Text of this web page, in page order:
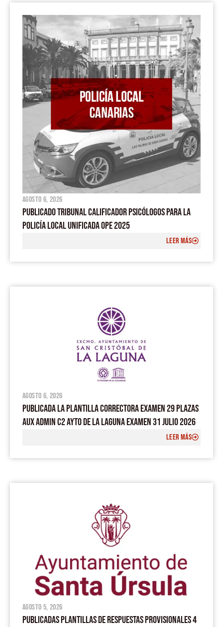
agosto 6, 2026
PUBLICADO TRIBUNAL CALIFICADOR PSICÓLOGOS PARA LA
POLICÍA LOCAL UNIFICADA OPE 2025
LEER MÁS
agosto 6, 2026
PUBLICADA LA PLANTILLA CORRECTORA EXAMEN 29 PLAZAS
AUX ADMIN C2 AYTO DE LA LAGUNA EXAMEN 31 JULIO 2026
LEER MÁS
agosto 5, 2026
PUBLICADAS PLANTILLAS DE RESPUESTAS PROVISIONALES 4